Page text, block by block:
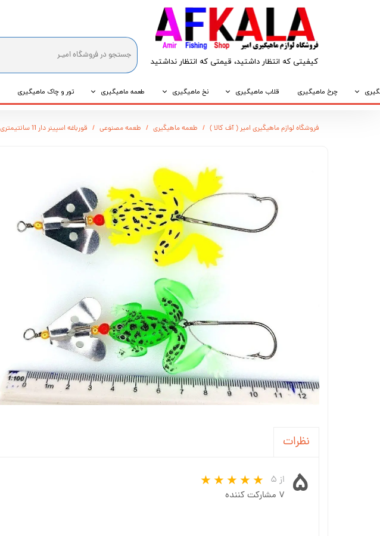
کیفیتی که انتظار داشتید، قیمتی که انتظار نداشتید​​​​​​​
چرخ ماهیگیری قلاب ماهیگیری نخ ماهیگیری طعمه ماهیگیری تور و چاک ماهیگیری
فروشگاه لوازم ماهیگیری امیر ( آف کالا ) طعمه ماهیگیری طعمه مصنوعی قورباغه اسپینر دار 11 سانتیمتری
نظرات
۵
از ۵
۷ مشارکت کننده